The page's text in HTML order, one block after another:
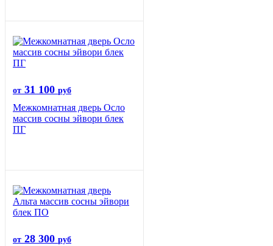
от 31 100 руб
Межкомнатная дверь Осло
массив сосны эйвори блек
ПГ
от 28 300 руб